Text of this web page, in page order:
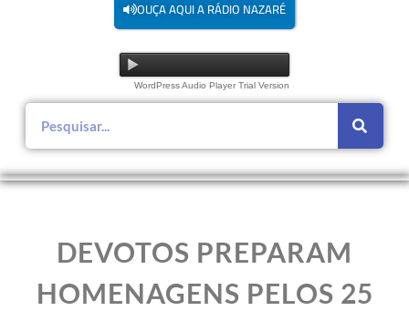
OUÇA AQUI A RÁDIO NAZARÉ
WordPress Audio Player Trial Version
DEVOTOS PREPARAM
HOMENAGENS PELOS 25